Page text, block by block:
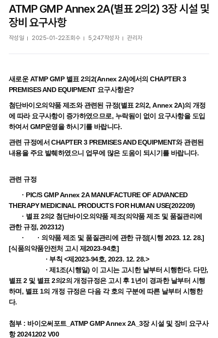
ATMP GMP Annex 2A(별표 2의2) 3장 시설 및
장비 요구사항
작성일 2025-01-22조회수 5,247작성자 관리자